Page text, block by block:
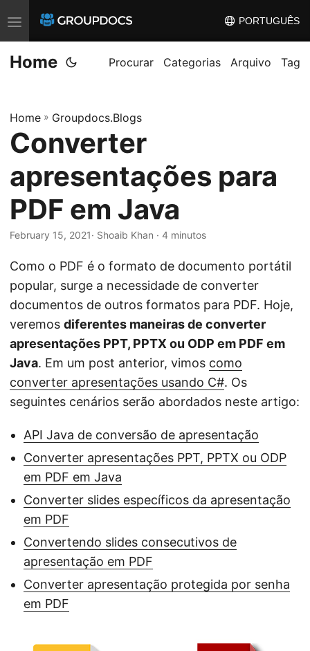
T
o
g
e
n
v
i
g
a
i
PORTUGUÊS
Home Procurar Categorias Arquivo Tag
Home » Groupdocs.Blogs
Converter
apresentações para
PDF em Java
February 15, 2021· Shoaib Khan · 4 minutos
Como o PDF é o formato de documento portátil
popular, surge a necessidade de converter
documentos de outros formatos para PDF. Hoje,
veremos diferentes maneiras de converter
apresentações PPT, PPTX ou ODP em PDF em
Java. Em um post anterior, vimos como
converter apresentações usando C#. Os
seguintes cenários serão abordados neste artigo:
API Java de conversão de apresentação
Converter apresentações PPT, PPTX ou ODP
em PDF em Java
Converter slides específicos da apresentação
em PDF
Convertendo slides consecutivos de
apresentação em PDF
Converter apresentação protegida por senha
em PDF